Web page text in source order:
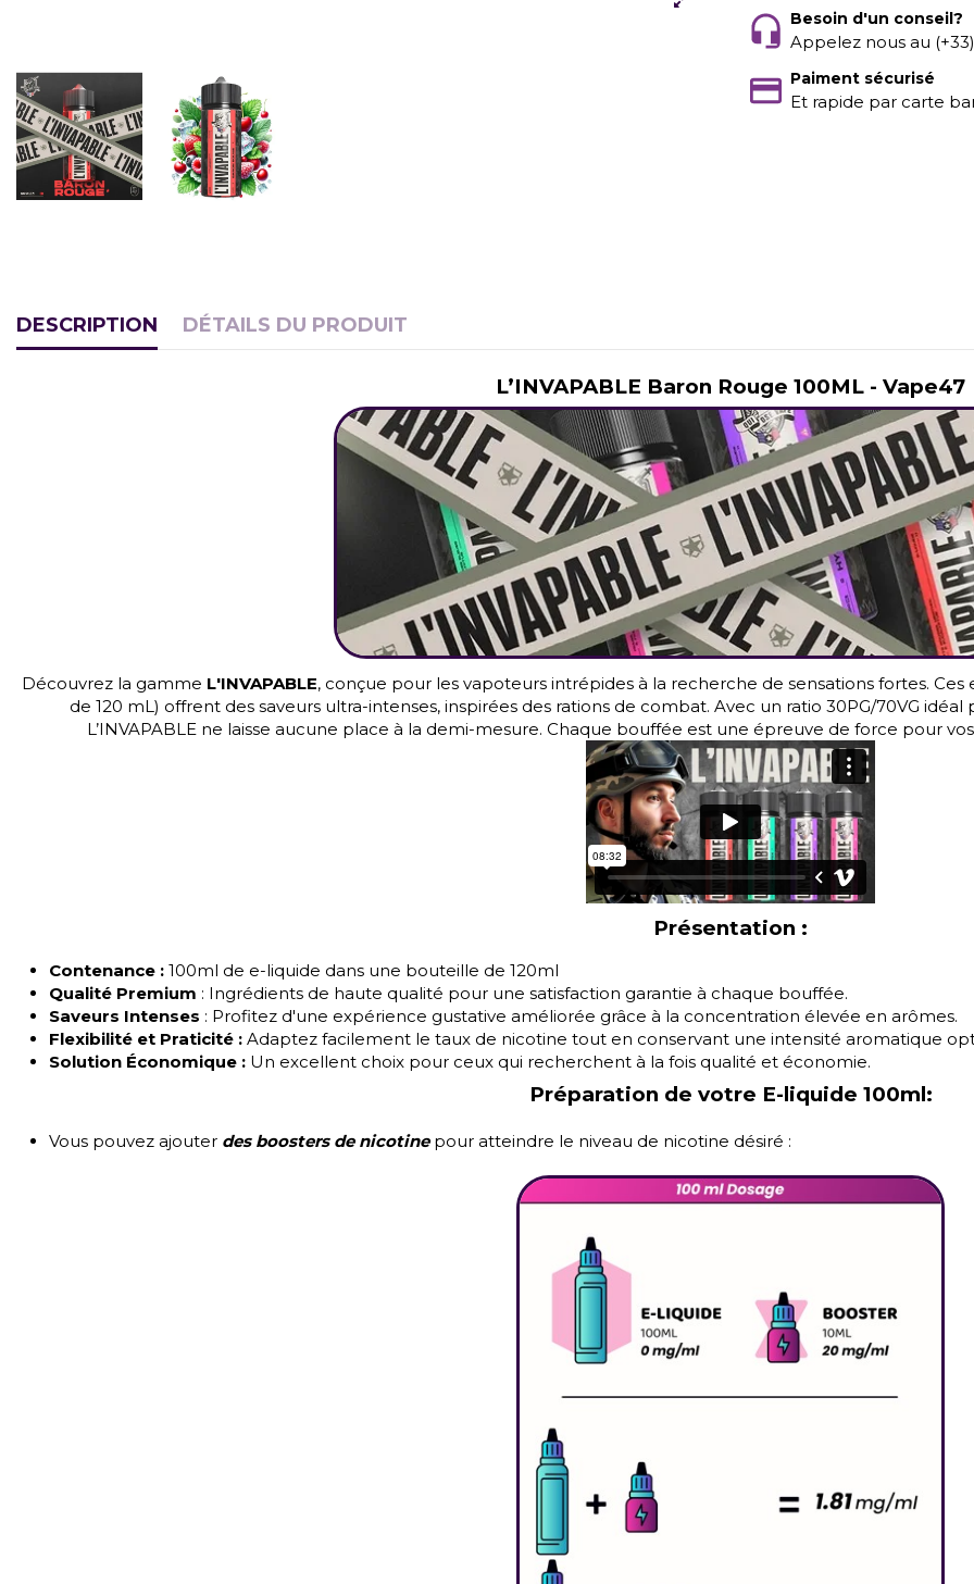
Besoin d'un conseil?
Appelez nous au
Paiment sécurisé
Et rapide par carte
DESCRIPTION DÉTAILS DU PRODUIT
L’INVAPABLE Baron Rouge 100ML - Vape47
Découvrez la gamme L'INVAPABLE, conçue pour les vapoteurs intrépides à la recherche de sensations fortes.
de 120 mL) offrent des saveurs ultra-intenses, inspirées des rations de combat. Avec un ratio 30PG/70VG
L’INVAPABLE ne laisse aucune place à la demi-mesure. Chaque bouffée est une épreuve de force pour
Présentation :
Contenance : 100ml de e-liquide dans une bouteille de 120ml
Qualité Premium : Ingrédients de haute qualité pour une satisfaction garantie à chaque bouffée.
Saveurs Intenses : Profitez d'une expérience gustative améliorée grâce à la concentration élevée en arômes.
Flexibilité et Praticité : Adaptez facilement le taux de nicotine tout en conservant une intensité aromatique
Solution Économique : Un excellent choix pour ceux qui recherchent à la fois qualité et économie.
Préparation de votre E-liquide 100ml:
Vous pouvez ajouter des boosters de nicotinepour atteindre le niveau de nicotine désiré :